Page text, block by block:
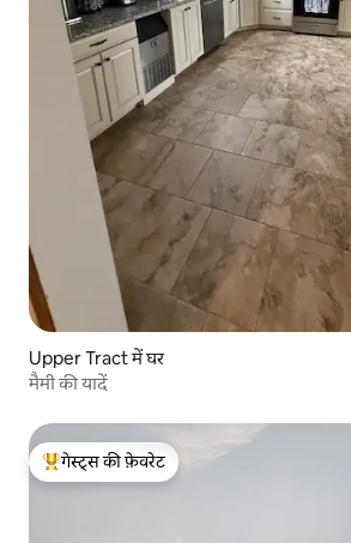
Upper Tract में घर
मैमी की यादें
गेस्ट्स का टॉप फ़ेवरेट
गेस्ट्स की फ़ेवरेट